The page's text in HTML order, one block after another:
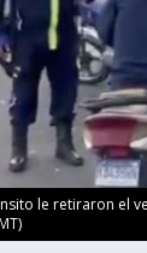
le retiraron el